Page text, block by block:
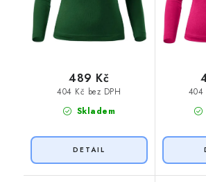
Skladem
404 Kč bez DPH
489 Kč
404